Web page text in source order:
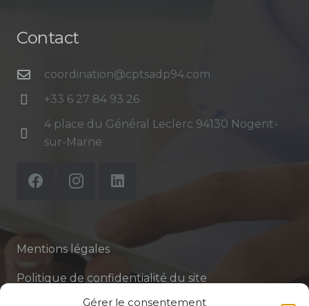
Gérer le consentement
Contact
coordination@cptsadp94.com
+33 6 27 84 93 26
4 place du Général Leclerc 94130 Nogent-
sur-Marne
Mentions légales
Politique de confidentialité du site